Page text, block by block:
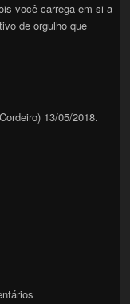
você carrega em si a
de orgulho que
13/05/2018.